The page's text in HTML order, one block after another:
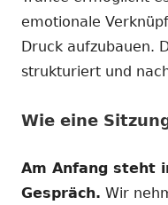
emotionale
Druck aufzubauen.
strukturiert und
Wie eine
Am Anfang steht
Gespräch. Wir